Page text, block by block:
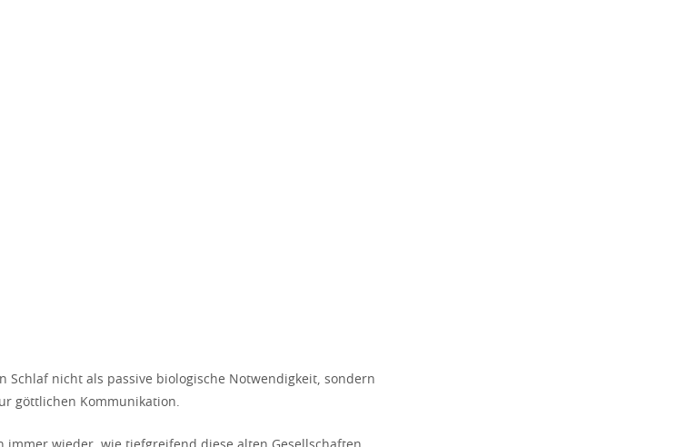
Schlaf nicht als passive biologische Notwendigkeit, sondern
göttlichen Kommunikation.